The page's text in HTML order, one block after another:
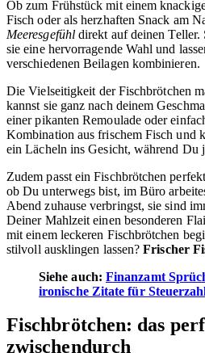
Ob zum Frühstück mit einem
Fisch oder als herzhaften Snack am
Meeresgefühldirekt auf deinen Teller.
sie eine hervorragende Wahl und
verschiedenen Beilagen kombinieren.
Die Vielseitigkeit der Fischbrötchen
kannst sie ganz nach deinem
einer pikanten Remoulade oder
Kombination aus frischem Fisch und
ein Lächeln ins Gesicht, während Du
Zudem passt ein Fischbrötchen
ob Du unterwegs bist, im Büro
Abend zuhause verbringst, sie sind
Deiner Mahlzeit einen besonderen
mit einem leckeren Fischbrötchen
stilvoll ausklingen lassen?Frischer
Siehe auch: Finanzamt
ironische Zitate für
Fischbrötchen: das
zwischendurch